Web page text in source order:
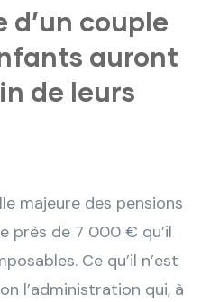
d’un couple
auront
de leurs
majeure des pensions
près de 7 000 € qu’il
Ce qu’il n’est
l’administration qui, à